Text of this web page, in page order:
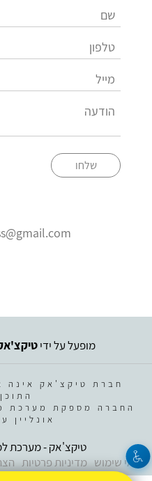
שלחו
מופעל על ידי
חברת טיקצ'אק אינה
החברה מספקת מערכת
אונליין
טיקצ'אק - מערכת
תנאי שימוש מדיניות פרטיות